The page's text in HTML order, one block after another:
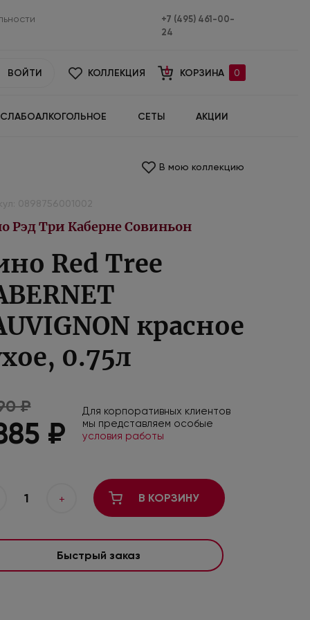
+7 (495) 461-00-
24
ВОЙТИ КОЛЛЕКЦИЯ КОРЗИНА 0
СЛАБОАЛКОГОЛЬНОЕ СЕТЫ АКЦИИ
В мою коллекцию
Рэд Три Каберне Совиньон
Red Tree
красное
0.75л
₽
₽
Для корпоративных клиентов
мы представляем особые
условия работы
1 + В КОРЗИНУ
Быстрый заказ